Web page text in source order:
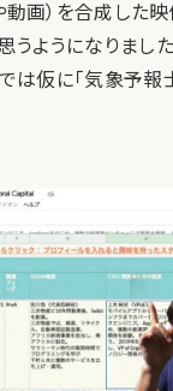
画）を合成した映
うようになりまし
は仮に「気象予報